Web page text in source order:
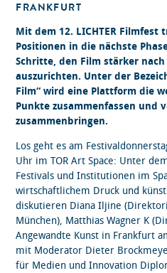
FRANKFURT
Mit dem 12. LICHTER
Positionen in die nächste
Schritte, den Film stärker
auszurichten. Unter der
Film“ wird eine Plattform die
Punkte zusammenfassen und
zusammenbringen.
Los geht es am
Uhr im TOR Art Space: Unter
Festivals und Institutionen im
wirtschaftlichem Druck und
diskutieren Diana Iljine
München), Matthias Wagner K
Angewandte Kunst in Frankfurt
mit Moderator Dieter
für Medien und Innovation